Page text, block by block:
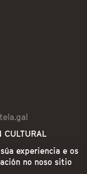
CULTURAL
experiencia e os
no noso sitio